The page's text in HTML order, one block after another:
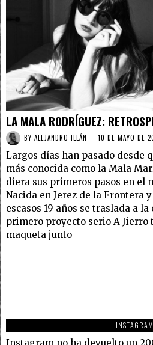
LA MALA RODRÍGUEZ:
BY ALEJANDRO ILLÁN 10 DE MAYO DE
Largos días han pasado desde
más conocida como la Mala
diera sus primeros pasos en el
Nacida en Jerez de la Frontera
escasos 19 años se traslada a
primero proyecto serio A Jierro
maqueta junto
INSTAGRAM